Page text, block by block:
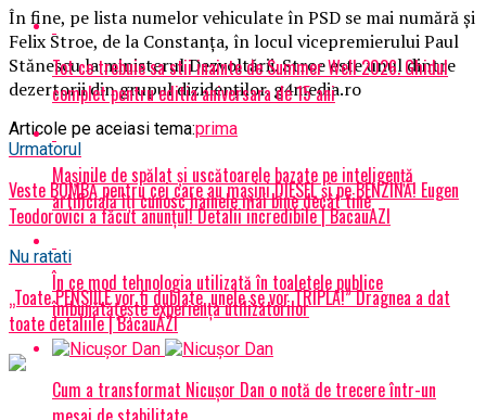
În fine, pe lista numelor vehiculate în PSD se mai numără şi
Felix Stroe, de la Constanţa, în locul vicepremierului Paul
Stănescu la ministerul Dezvoltării. Stroe este unul dintre
dezertorii din grupul dizidenţilor. g4media.ro
Articole pe aceiasi tema:prima
Urmatorul
Veste BOMBĂ pentru cei care au mașini DIESEL și pe BENZINĂ! Eugen
Teodorovici a făcut anunțul! Detalii incredibile | BacauAZI
Nu ratati
„Toate PENSIILE vor fi dublate, unele se vor TRIPLA!” Dragnea a dat
toate detaliile | BacauAZI
Tot ce trebuie sa stii inainte de Summer Well 2026. Ghidul
complet pentru editia aniversara de 15 ani
Mașinile de spălat și uscătoarele bazate pe inteligență
artificială îți cunosc hainele mai bine decât tine
În ce mod tehnologia utilizată în toaletele publice
îmbunătățește experiența utilizatorilor
Cum a transformat Nicușor Dan o notă de trecere într-un